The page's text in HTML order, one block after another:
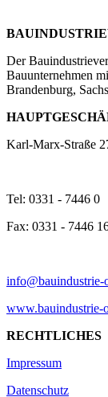
Der
Bauunternehmen
Brandenburg,
Karl-Marx-Straße
Tel: 0331 - 7446 0
Fax: 0331 - 7446
info@bauindustrie-
www.bauindustrie-
RECHTLICHES
Impressum
Datenschutz